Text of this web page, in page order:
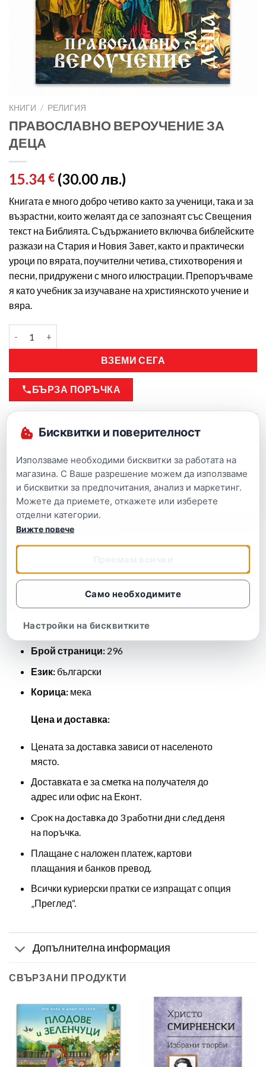
КНИГИ / РЕЛИГИЯ
ПРАВОСЛАВНО ВЕРОУЧЕНИЕ ЗА
ДЕЦА
15.34 € (30.00 лв.)
Книгата е много добро четиво както за ученици, така и за
възрастни, които желаят да се запознаят със Свещения
текст на Библията. Съдържанието включва библейските
разкази на Стария и Новия Завет, както и практически
уроци по вярата, поучителни четива, стихотворения и
песни, придружени с много илюстрации. Препоръчваме
я като учебник за изучаване на християнското учение и
вяра.
ВЗЕМИ СЕГА
БЪРЗА ПОРЪЧКА
• Гаранция за качество
лв.), до офис на куриера.
• Подарък талон за отстъпка с всички поръчки над
25,56 € (50 лв.)
Описание
Издател: Витезда
Брой страници:296
Език:български
Корица: мека
Цена и доставка:
Цената за доставка зависи от населеното
място.
Доставката е за сметка на получателя до
адрес или офис на Еконт.
Cpoĸ нa дocтaвĸa до 3 paбoтни дни cлeд дeня
нa пopъчĸa.
Плащане с наложен платеж, картови
плащания и банков превод.
Всички куриерски пратки се изпращат с опция
„Преглед“.
Допълнителна информация
СВЪРЗАНИ ПРОДУКТИ
Бисквитки и поверителност
Използваме необходими бисквитки за работата на
магазина. С Ваше разрешение можем да използваме
и бисквитки за предпочитания, анализ и маркетинг.
Можете да приемете, откажете или изберете
отделни категории.
Само необходимите
Настройки на бисквитките
Вижте повече